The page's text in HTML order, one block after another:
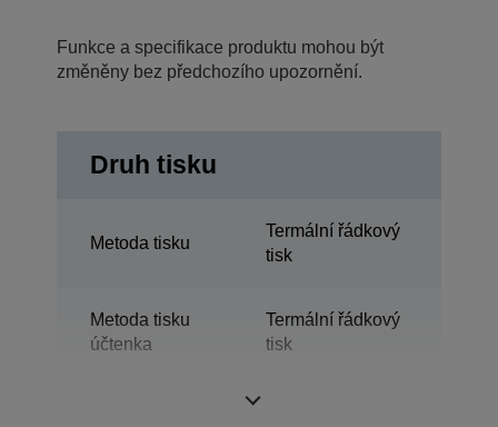
Funkce a specifikace produktu mohou být
změněny bez předchozího upozornění.
Druh tisku
Metoda tisku
Termální řádkový
tisk
Metoda tisku
účtenka
Termální řádkový
tisk